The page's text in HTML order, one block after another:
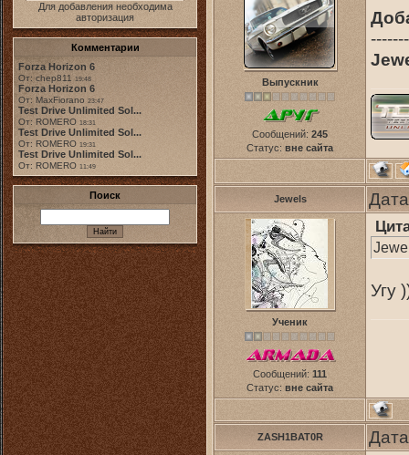
Для добавления необходима
авторизация
Комментарии
Forza Horizon 6
От: chep811 19:48
Forza Horizon 6
От: MaxFiorano 23:47
Test Drive Unlimited Sol...
От: ROMERO 18:31
Test Drive Unlimited Sol...
От: ROMERO 19:31
Test Drive Unlimited Sol...
От: ROMERO 11:49
Поиск
Выпускник
Сообщений: 245
Статус: вне сайта
Jewels
Ученик
Сообщений: 111
Статус: вне сайта
Угу
ZASH1BAT0R